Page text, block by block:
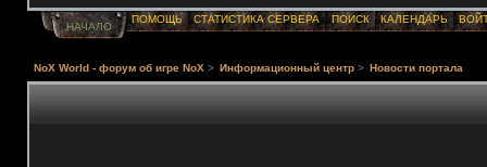
НАЧАЛО
ПОМОЩЬ СТАТИСТИКА СЕРВЕРА ПОИСК КАЛЕНДАРЬ
NoX World - форум об игре NoX > Информационный центр > Новости портала